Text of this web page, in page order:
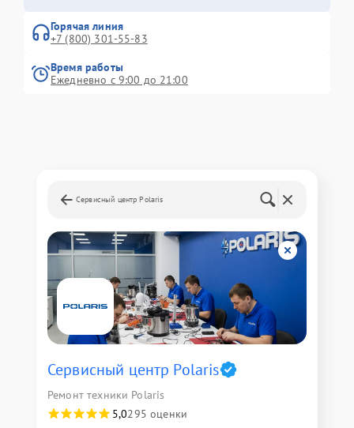
Горячая линия
+7 (800) 301-55-83
Время работы
Ежедневно с 9:00 до 21:00
Сервисный центр Polaris
Сервисный центр Polaris
Ремонт техники Polaris
5,0295 оценки